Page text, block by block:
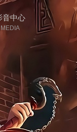
音中心
MEDIA